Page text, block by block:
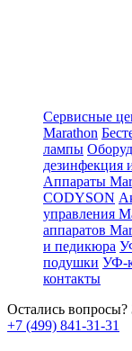
Сервисные
Marathon
лампы
дезинфекция
Аппараты
CODYSON
управления
аппаратов
и педикюра
подушки УФ-
контакты
Остались вопросы?
+7 (499) 841-31-31